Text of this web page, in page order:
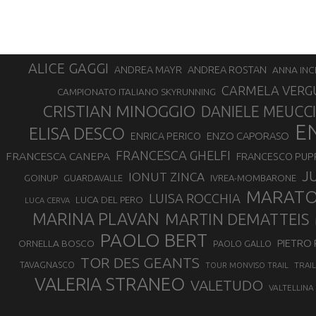
ALICE GAGGI ANDREA MAYR ANDREA ROSTAN ANNA
CAMPIONATO ITALIANO SKYRUNNING CARMELA
CRISTIAN MINOGGIO DANIELE MEUCCI
ELISA DESCO ENRICA PERICO ENZO CAPORASO
FRANCESCA CANEPA FRANCESCA GHELFI FRANCESCO
GOINUP GUARDAVALLE IONUT ZINCA IVREA-MOMBARONE
LUCA CERVA LUCA DEL PERO LUISA ROCCHIA
MARINA PLAVAN MARTIN DEMATTEIS
ORNELLA BOSCO PAOLO BERT PAOLO GALLO PIETRO
TAVAGNASCO TOR DES GEANTS TOUR MONVISO TRAIL
VALERIA STRANEO VALETUDO VALTELLINA